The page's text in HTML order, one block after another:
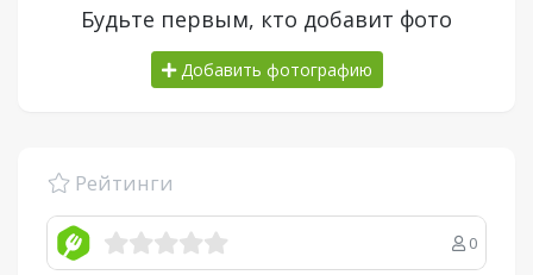
Будьте первым, кто добавит фото
Добавить фотографию
Рейтинги
0